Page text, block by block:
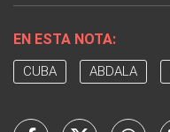
EN ESTA NOTA:
CUBA ABDALA